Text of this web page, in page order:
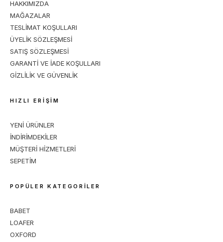
HAKKIMIZDA
MAĞAZALAR
TESLİMAT KOŞULLARI
ÜYELİK SÖZLEŞMESİ
SATIŞ SÖZLEŞMESİ
GARANTİ VE İADE KOŞULLARI
GİZLİLİK VE GÜVENLİK
HIZLI ERİŞİM
YENİ ÜRÜNLER
İNDİRİMDEKİLER
MÜŞTERİ HİZMETLERİ
SEPETİM
POPÜLER KATEGORİLER
BABET
LOAFER
OXFORD